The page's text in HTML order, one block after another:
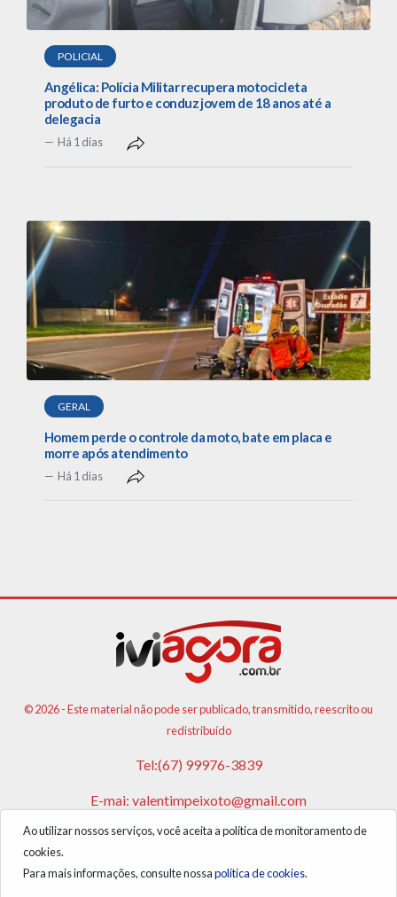
POLICIAL
Angélica: Polícia Militar recupera motocicleta
produto de furto e conduz jovem de 18 anos até a
delegacia
Há 1 dias
GERAL
Homem perde o controle da moto, bate em placa e
morre após atendimento
Há 1 dias
Ao utilizar nossos serviços, você aceita a política de monitoramento de
cookies.
Para mais informações, consulte nossapolítica de cookies.
© 2026 - Este material não pode ser publicado, transmitido, reescrito ou
redistribuído
Tel:(67) 99976-3839
E-mai: valentimpeixoto@gmail.com
VPA AGENCIA DE PUBLICIDADES E NOTICIAS LTDA